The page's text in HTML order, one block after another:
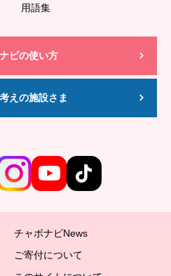
用語集
ビの使い方
えの施設さま
チャボナビNews
ご寄付について